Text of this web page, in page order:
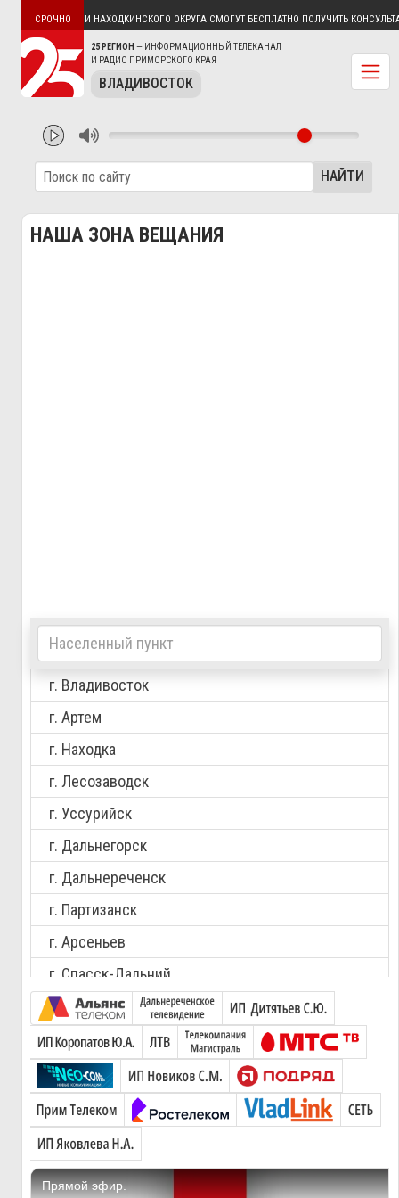
25 РЕГИОН — ИНФОРМАЦИОННЫЙ ТЕЛЕКАНАЛ
И РАДИО ПРИМОРСКОГО КРАЯ
ВЛАДИВОСТОК
СРОЧНО
ЖИТЕЛИ НАХОДКИНСКОГО ОКРУГА СМОГУТ БЕСПЛАТНО ПОЛУЧИТЬ
НАЙТИ
НАША ЗОНА ВЕЩАНИЯ
г. Владивосток
г. Артем
г. Находка
г. Лесозаводск
г. Уссурийск
г. Дальнегорск
г. Дальнереченск
г. Партизанск
г. Арсеньев
г. Спасск-Дальний
г. Большой Камень
с. Анучино, Анучинский район
пгт.Рудная Пристань, Дальнегорский район
с.Краснореченский, Дальнегорский район
пгт. Каменка, Дальнегорский район
с. Сержантово, Дальнегорский район